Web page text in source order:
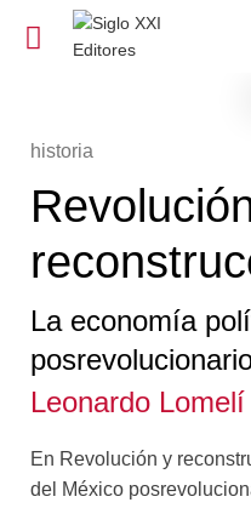
historia
La economía
Leonardo
En Revolución y
del México